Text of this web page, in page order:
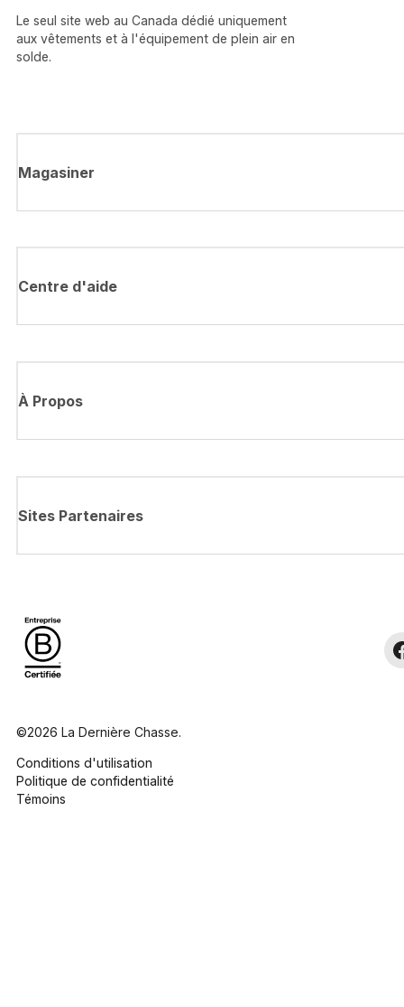
Le seul site web au Canada dédié uniquement
aux vêtements et à l'équipement de plein air en
solde.
Magasiner
Centre d'aide
À Propos
Sites Partenaires
©2026 La Dernière Chasse.
Conditions d'utilisation
Politique de confidentialité
Témoins